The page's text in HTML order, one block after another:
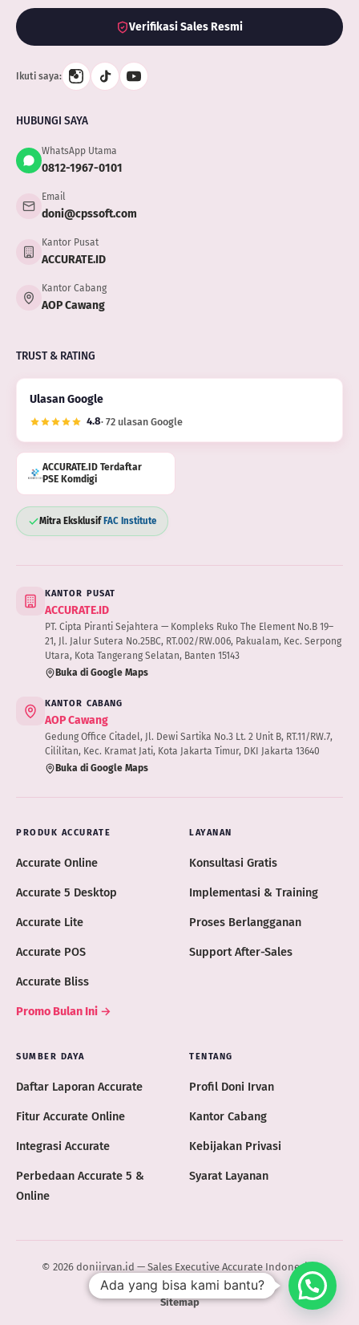
Verifikasi Sales Resmi
Ikuti saya:
HUBUNGI SAYA
WhatsApp Utama
0812-1967-0101
Email
doni@cpssoft.com
Kantor Pusat
ACCURATE.ID
Kantor Cabang
AOP Cawang
TRUST & RATING
Ulasan Google
4.8· 72 ulasan Google
ACCURATE.ID Terdaftar
PSE Komdigi
Mitra Eksklusif FAC Institute
KANTOR PUSAT
ACCURATE.ID
PT. Cipta Piranti Sejahtera — Kompleks Ruko The Element No.B 19–
21, Jl. Jalur Sutera No.25BC, RT.002/RW.006, Pakualam, Kec. Serpong
Utara, Kota Tangerang Selatan, Banten 15143
Buka di Google Maps
KANTOR CABANG
AOP Cawang
Gedung Office Citadel, Jl. Dewi Sartika No.3 Lt. 2 Unit B, RT.11/RW.7,
Cililitan, Kec. Kramat Jati, Kota Jakarta Timur, DKI Jakarta 13640
Buka di Google Maps
PRODUK ACCURATE
Accurate Online
Accurate 5 Desktop
Accurate Lite
Accurate POS
Accurate Bliss
Promo Bulan Ini →
LAYANAN
Konsultasi Gratis
Implementasi & Training
Proses Berlangganan
Support After-Sales
SUMBER DAYA
Daftar Laporan Accurate
Fitur Accurate Online
Integrasi Accurate
Perbedaan Accurate 5 &
Online
TENTANG
Profil Doni Irvan
Kantor Cabang
Kebijakan Privasi
Syarat Layanan
© 2026 doniirvan.id — Sales Executive Accurate Indonesia ·
ACCURATE.ID
Sitemap
Ada yang bisa kami bantu?